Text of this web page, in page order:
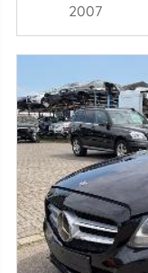
2007